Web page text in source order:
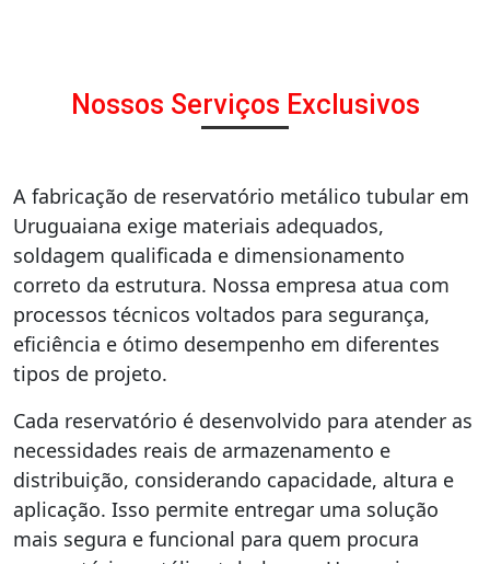
Nossos Serviços Exclusivos
A fabricação de reservatório metálico tubular em
Uruguaiana exige materiais adequados,
soldagem qualificada e dimensionamento
correto da estrutura. Nossa empresa atua com
processos técnicos voltados para segurança,
eficiência e ótimo desempenho em diferentes
tipos de projeto.
Cada reservatório é desenvolvido para atender as
necessidades reais de armazenamento e
distribuição, considerando capacidade, altura e
aplicação. Isso permite entregar uma solução
mais segura e funcional para quem procura